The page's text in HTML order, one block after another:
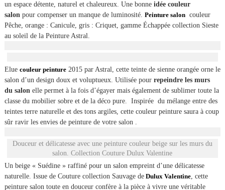
un espace détente, naturel et chaleureux. Une bonne idée couleur
salon pour compenser un manque de luminosité. Peinture salon couleur
Pêche, orange : Canicule, gris : Criquet, gamme Échappée collection Sieste
au soleil de la Peinture Astral.
Elue couleur peinture2015 par Astral, cette teinte de sienne orangée orne le
salon d’un design doux et voluptueux. Utilisée pour repeindre les murs
du salon elle permet à la fois d’égayer mais également de sublimer toute la
classe du mobilier sobre et de la déco pure. Inspirée du mélange entre des
teintes terre naturelle et des tons argiles, cette couleur peinture saura à coup
sûr ravir les envies de peinture de votre salon .
Douceur et délicatesse avec une peinture couleur beige sur les murs du
salon. Collection Couture Dulux Valentine
Un beige « Suédine » raffiné pour un salon empreint d’une délicatesse
naturelle. Issue de Couture collection Sauvage de Dulux Valentine, cette
peinture salon toute en douceur confère à la pièce à vivre une véritable